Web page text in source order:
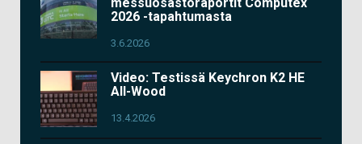
messuosastoraportit Computex
2026 -tapahtumasta
3.6.2026
Video: Testissä Keychron K2 HE
All-Wood
13.4.2026